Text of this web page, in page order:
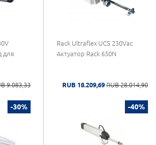
для
9.083,33
Rack Ultraflex UCS 230Vac
Актуатор Rack 650N
RUB 18.209,69 RUB 28.014,90
-30% -40%